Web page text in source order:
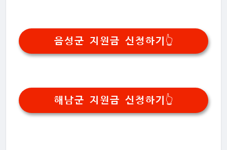
음성군 지원금 신청하기👆️
해남군 지원금 신청하기👆️